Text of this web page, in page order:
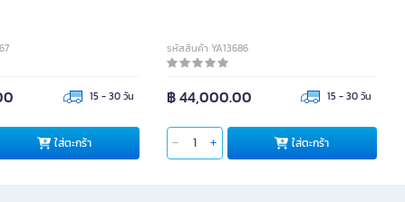
15 - 30 วัน
ใส่ตะกร้า
รหัสสินค้า YA13686
฿ 44,000.00 15 - 30 วัน
ใส่ตะกร้า